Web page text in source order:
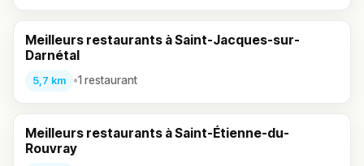
Meilleurs restaurants à Saint-Jacques-sur-
Darnétal
5,7 km •1 restaurant
Meilleurs restaurants à Saint-Étienne-du-
Rouvray